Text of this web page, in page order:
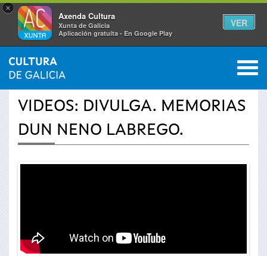
×
Axenda Cultura
Xunta de Galicia
Aplicación gratuíta - En Google Play
VER
Vostede
aquí
INICIO › ACTUALIDADE 0
VIDEOS: DIVULGA. MEMORIAS
DUN NENO LABREGO.